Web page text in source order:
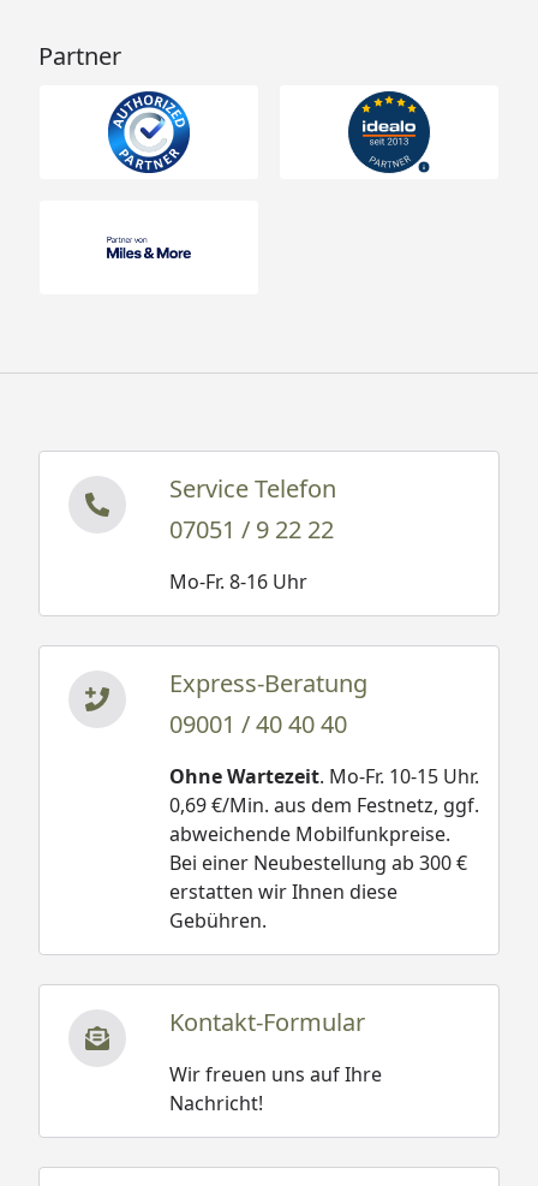
Partner
Service Telefon
07051 / 9 22 22
Mo-Fr. 8-16 Uhr
Express-Beratung
09001 / 40 40 40
Ohne Wartezeit. Mo-Fr. 10-15 Uhr.
0,69 €/Min. aus dem Festnetz, ggf.
abweichende Mobilfunkpreise.
Bei einer Neubestellung ab 300 €
erstatten wir Ihnen diese
Gebühren.
Kontakt-Formular
Wir freuen uns auf Ihre
Nachricht!